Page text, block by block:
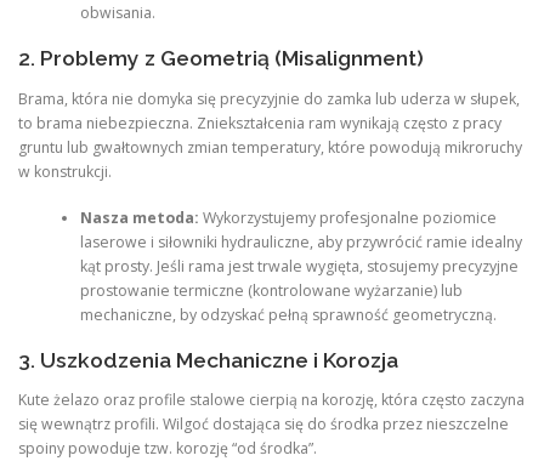
obwisania.
2. Problemy z Geometrią (Misalignment)
Brama, która nie domyka się precyzyjnie do zamka lub uderza w słupek,
to brama niebezpieczna. Zniekształcenia ram wynikają często z pracy
gruntu lub gwałtownych zmian temperatury, które powodują mikroruchy
w konstrukcji.
Nasza metoda: Wykorzystujemy profesjonalne poziomice
laserowe i siłowniki hydrauliczne, aby przywrócić ramie idealny
kąt prosty. Jeśli rama jest trwale wygięta, stosujemy precyzyjne
prostowanie termiczne (kontrolowane wyżarzanie) lub
mechaniczne, by odzyskać pełną sprawność geometryczną.
3. Uszkodzenia Mechaniczne i Korozja
Kute żelazo oraz profile stalowe cierpią na korozję, która często zaczyna
się wewnątrz profili. Wilgoć dostająca się do środka przez nieszczelne
spoiny powoduje tzw. korozję “od środka”.